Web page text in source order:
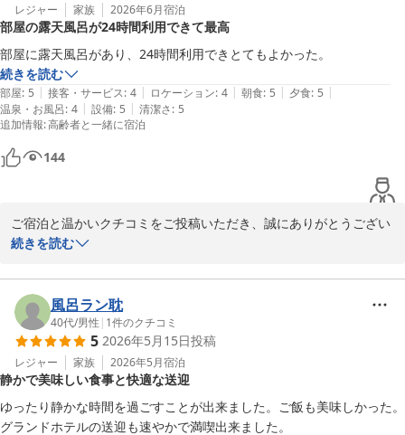
また、館内の清掃や温泉、そして私どもの接客につきましても身に
余るお褒めの言葉をいただき、恐縮ながらも大変嬉しく思います。
お客様からいただいた「おもてなし」への温かいお言葉は、私たち
にとって何よりの宝物です。
これからも、お越しいただく皆様に心からリラックスしていただけ
るよう、精進してまいります。 またいつか、皆様の笑顔にお会いで
きる日をスタッフ一同、心より楽しみにお待ち申し上げておりま
す。
2026-05-21
レジャー 家族 2026年6月宿泊
部屋の露天風呂が24時間利用できて最高
続きを読む
部屋: 5 | 接客・サービス: 4 | ロケーション: 4 | 朝食: 5 | 夕食: 5 |
温泉・お風呂: 4 | 設備: 5 | 清潔さ: 5
追加情報:高齢者と一緒に宿泊
144
ご宿泊と温かいクチコミをご投稿いただき、誠にありがとうござい
ます。
ただき、大変光栄に存じます。
天神泉源より直接引湯している質の良い「金泉」を、お部屋の露天
風呂にて、24時間お好きな時に心ゆくまでご堪能いただけた様子が
伺え、何よりでございます。誰にも気兼ねなく名湯に浸かるひとと
きは、客室露天風呂ならではの贅沢な時間かと存じます。
また、お部屋食にてお召し上がりいただきました「少量美味会席」
や、朝食、お部屋の設備・清潔さにおきましても過分な評価を賜
り、大変嬉しく励みになります。
続きを読む
風呂ラン耽
40代/男性 | 1件のクチコミ
5 2026年5月15日投稿
レジャー 家族 2026年5月宿泊
静かで美味しい食事と快適な送迎
ゆったり静かな時間を過ごすことが出来ました。ご飯も美味しかった。
グランドホテルの送迎も速やかで満喫出来ました。